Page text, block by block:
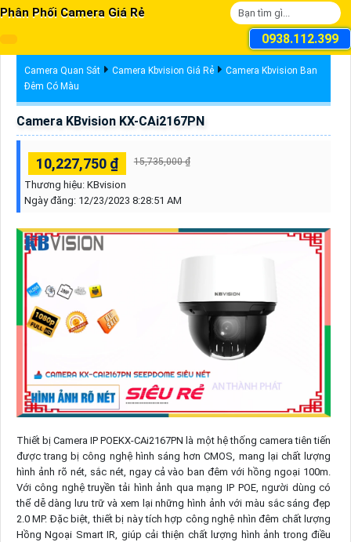
Phân Phối Camera Giá Rẻ
0938.112.399
Camera Quan Sát Camera Kbvision Giá Rẻ
Camera Kbvision Ban
Đêm Có Màu
Camera KBvision KX-CAi2167PN
10,227,750 ₫ 15,735,000 ₫
Thương hiệu: KBvision
Ngày đăng: 12/23/2023 8:28:51 AM
Thiết bị Camera IP POEKX-CAi2167PN là một hệ thống camera tiên tiến
được trang bị công nghệ hình sáng hơn CMOS, mang lại chất lượng
hình ảnh rõ nét, sắc nét, ngay cả vào ban đêm với hồng ngoại 100m.
Với công nghệ truyền tải hình ảnh qua mạng IP POE, người dùng có
thể dễ dàng lưu trữ và xem lại những hình ảnh với màu sắc sáng đẹp
2.0 MP. Đặc biệt, thiết bị này tích hợp công nghệ nhìn đêm chất lượng
Hồng Ngoại Smart IR, giúp cải thiện chất lượng hình ảnh trong điều